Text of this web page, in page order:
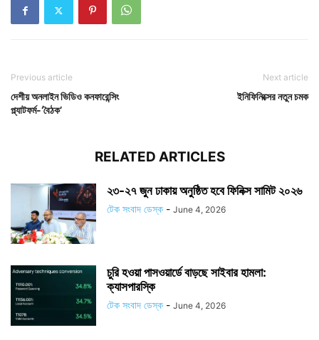
Previous article
দেশীয় অনলাইন ভিডিও কনফারেন্সিং
প্ল্যাটফর্ম-‘বৈঠক’
Next article
ইনিফিনিক্সের নতুন চমক
RELATED ARTICLES
২৩-২৭ জুন ঢাকায় অনুষ্ঠিত হবে ফিনিক্স সামিট ২০২৬
টেক সংবাদ ডেস্ক - June 4, 2026
চুরি হওয়া পাসওয়ার্ডে বাড়ছে সাইবার হামলা:
ক্যাসপারস্কি
টেক সংবাদ ডেস্ক - June 4, 2026